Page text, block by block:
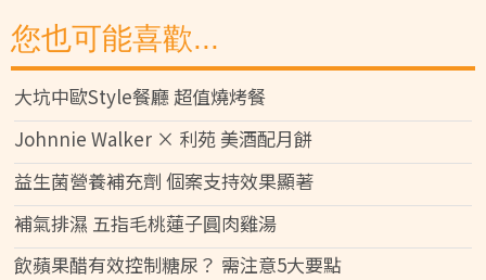
您也可能喜歡...
大坑中歐Style餐廳 超值燒烤餐
Johnnie Walker × 利苑 美酒配月餅
益生菌營養補充劑 個案支持效果顯著
補氣排濕 五指毛桃蓮子圓肉雞湯
飲蘋果醋有效控制糖尿？ 需注意5大要點